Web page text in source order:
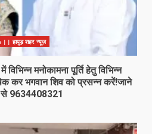
हापुड़ शहर न्यूज़
विभिन्न मनोकामना पूर्ति हेतु विभिन्न
कर भगवान शिव को प्रसन्न करें!जाने
से 9634408321